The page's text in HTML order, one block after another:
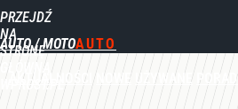
PRZEJDŹ
NA
STRONĘ
GŁÓWNĄ
WPROST.PL
AUTO / MOTO
AKTUALNOŚCI NOWE UŻYWANE PORADY